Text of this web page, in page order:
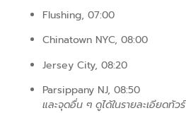
Flushing, 07:00
Chinatown NYC, 08:00
Jersey City, 08:20
Parsippany NJ, 08:50
และจุดอื่น ๆ ดูได้ในรายละเอียดทัวร์